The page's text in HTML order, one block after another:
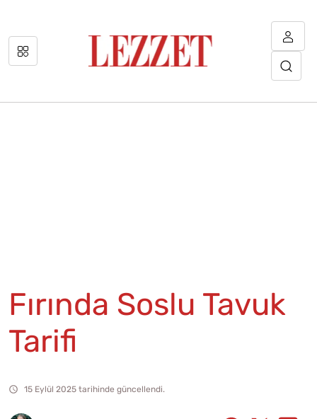
Fırında Soslu Tavuk
Tarifi
15 Eylül 2025 tarihinde güncellendi.